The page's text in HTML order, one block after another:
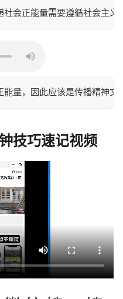
会正能量需要遵循社会主
量，因此应该是传播精神文
技巧速记视频